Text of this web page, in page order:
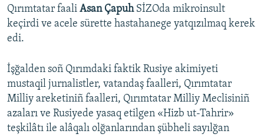
Qırımtatar faali Asan Çapuh​SİZOda mikroinsult
keçirdi ve acele sürette hastahanege yatqızılmaq kerek
edi.
İşğalden soñ Qırımdaki faktik Rusiye akimiyeti
mustaqil jurnalistler, vatandaş faalleri, Qırımtatar
Milliy areketiniñ faalleri, Qırımtatar Milliy Meclisiniñ
azaları ve Rusiyede yasaq etilgen «Hizb ut-Tahrir»
teşkilâtı ile alâqalı olğanlarından şübheli sayılğan